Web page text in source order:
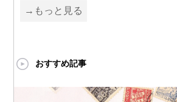
→もっと見る
おすすめ記事